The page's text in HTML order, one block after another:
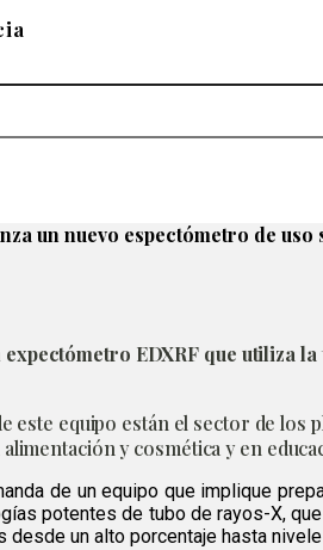
un nuevo espectómetro de uso
EDXRF que utiliza
este equipo están el sector de
y cosmética y en
de un equipo que implique
potentes de tubo de rayos-X,
desde un alto porcentaje hasta